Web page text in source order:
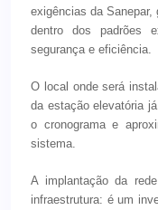
exigências da
dentro dos padrões
segurança e eficiência.
O local onde será
da estação elevatória
o cronograma e
sistema.
A implantação da
infraestrutura: é um